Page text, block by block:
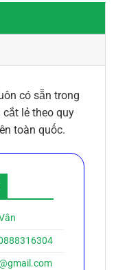
có sẵn trong
lẻ theo quy
toàn quốc.